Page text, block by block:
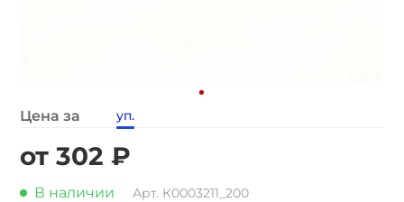
Цена за уп.
от 302 ₽
В наличии Арт. К0003211_200